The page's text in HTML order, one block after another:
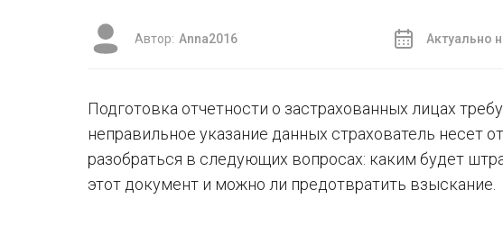
Автор: Anna2016 Актуально
Подготовка отчетности о застрахованных лицах
неправильное указание данных страхователь несет
разобраться в следующих вопросах: каким будет
этот документ и можно ли предотвратить взыскание.